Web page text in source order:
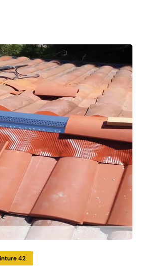
42